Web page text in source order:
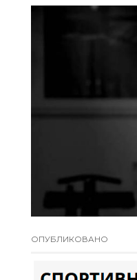
ОПУБЛИКОВАНО